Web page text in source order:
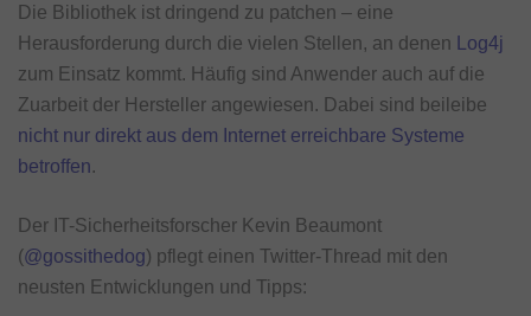
Die Bibliothek ist dringend zu patchen – eine
Herausforderung durch die vielen Stellen, an denen
Log4j
zum Einsatz kommt. Häufig sind Anwender auch auf die
Zuarbeit der Hersteller angewiesen. Dabei sind beileibe
nicht nur direkt aus dem Internet erreichbare Systeme
betroffen.
Der IT-Sicherheitsforscher Kevin Beaumont
(@gossithedog) pflegt einen Twitter-Thread mit den
neusten Entwicklungen und Tipps: